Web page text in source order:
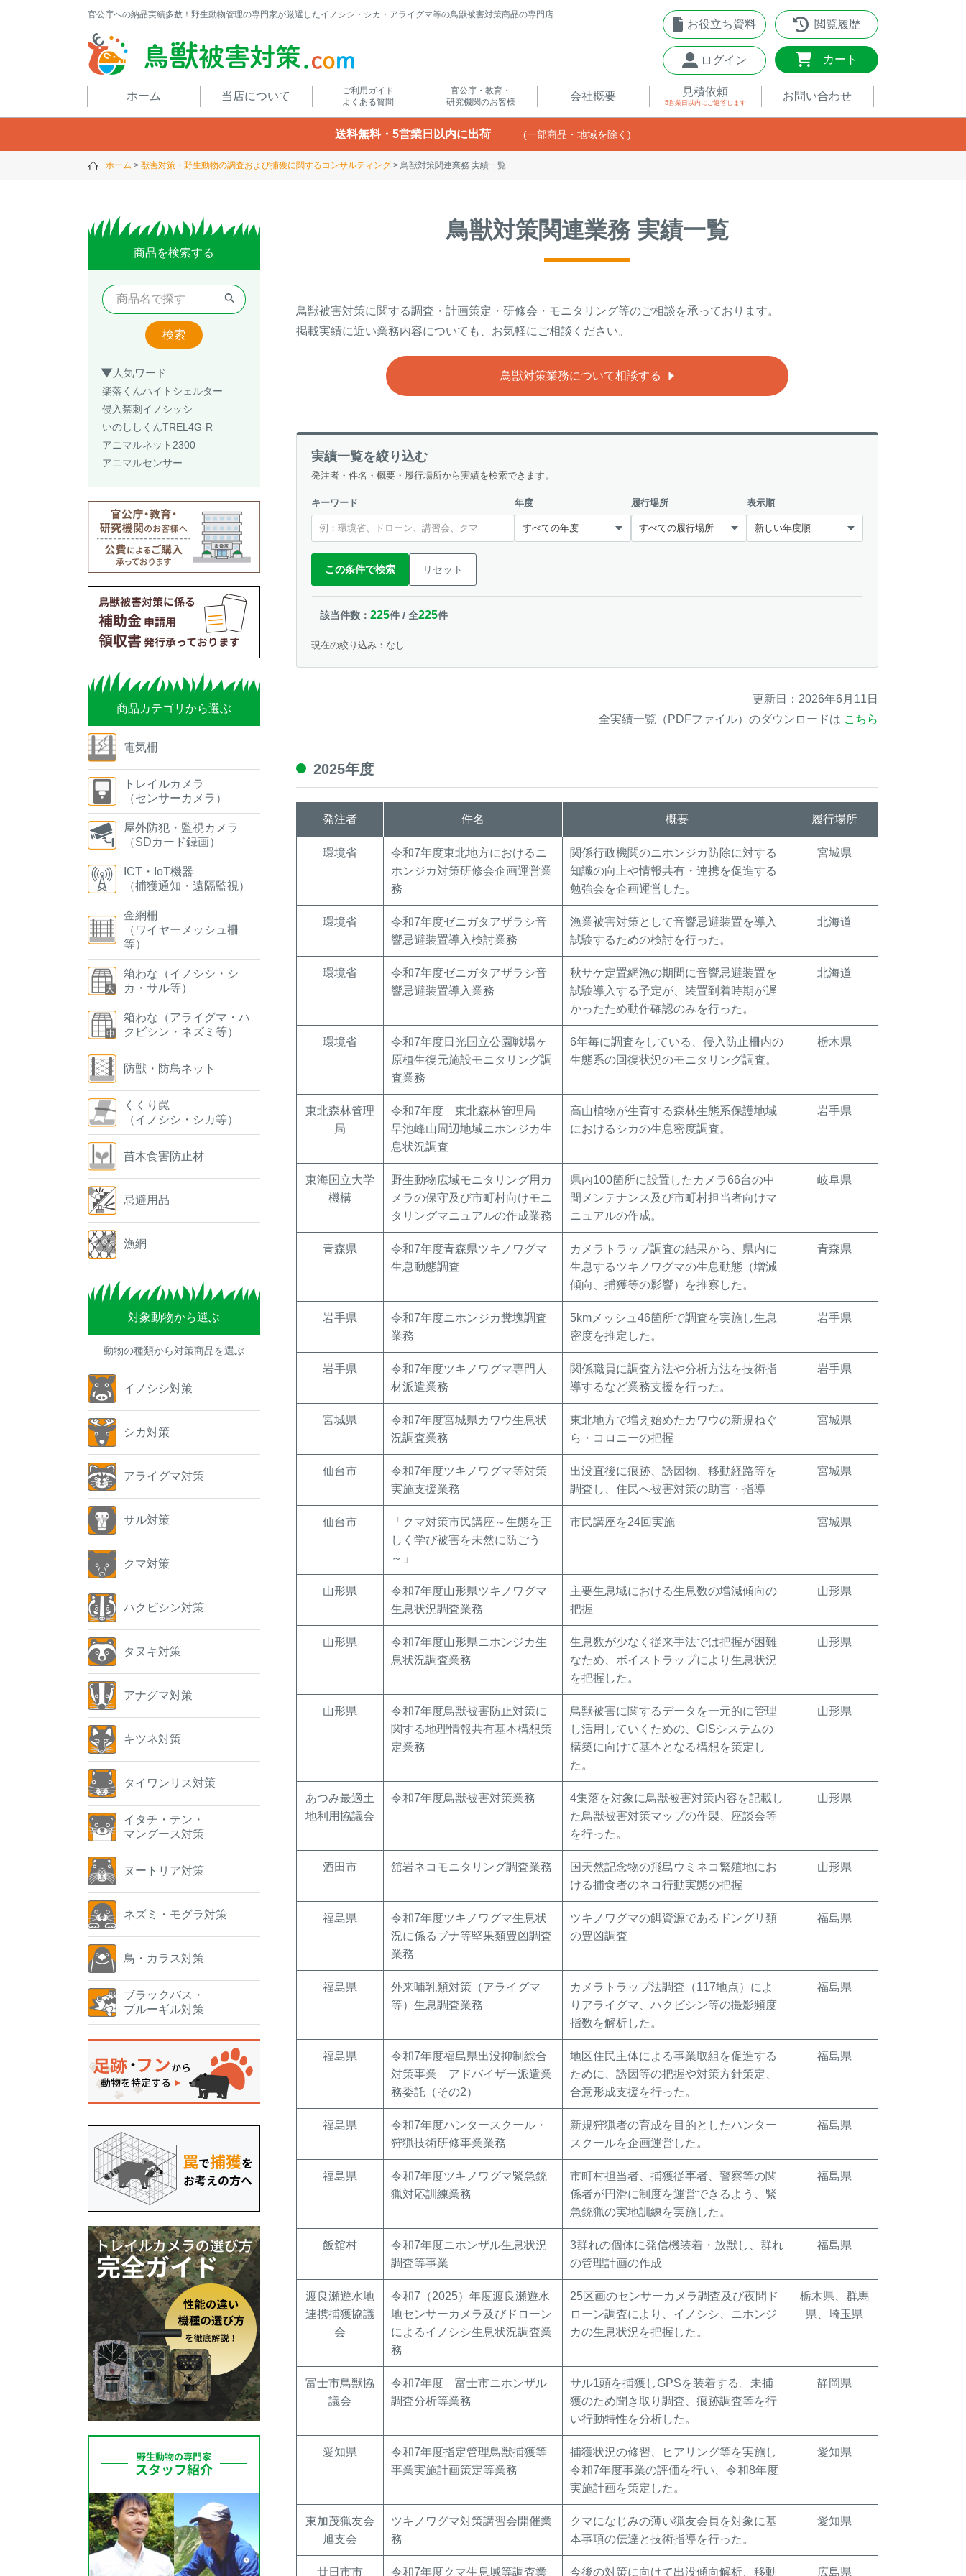
官公庁への納品実績多数！野生動物管理の専門家が厳選したイノシシ・シカ・アライグマ等の鳥獣被害対策商品の専門店
お役立ち資料 閲覧履歴
ログイン カート
ホーム 当店について
ご利用ガイド
よくある質問
官公庁・教育・
研究機関のお客様
会社概要 見積依頼
5営業日以内 にご返答します
お問い合わせ
送料無料・5営業日以内に出荷 (一部商品・地域を除く)
ホーム 獣害対策・野生動物の調査および捕獲に関するコンサルティング 鳥獣対策関連業務 実績一覧
商品を検索する
検索
人気ワード
楽落くんハイトシェルター
侵入禁刺 イノシッシ
いのししくんTREL4G-R
アニマルネット2300
アニマルセンサー
商品カテゴリから選ぶ
電気柵
トレイルカメラ
（センサーカメラ）
屋外防犯・監視カメラ
（SDカード録画）
ICT・IoT機器
（捕獲通知・遠隔監視）
金網柵
（ワイヤーメッシュ柵
等）
箱わな（イノシシ・シ
カ・サル等）
箱わな（アライグマ・ハ
クビシン・ネズミ等）
防獣・防鳥ネット
くくり罠
（イノシシ・シカ等）
苗木食害防止材
忌避用品
漁網
対象動物から選ぶ
動物の種類から対策商品を選ぶ
イノシシ対策
シカ対策
アライグマ対策
サル対策
クマ対策
ハクビシン対策
タヌキ対策
アナグマ対策
キツネ対策
タイワンリス対策
イタチ・テン・
マングース対策
ヌートリア対策
ネズミ・モグラ対策
鳥・カラス対策
ブラックバス・
ブルーギル対策
鳥獣対策関連業務 実績一覧
鳥獣被害対策に関する調査・計画策定・研修会・モニタリング等のご相談を承っております。
掲載実績に近い業務内容についても、お気軽にご相談ください。
鳥獣対策業務について相談する
実績一覧を絞り込む
発注者・件名・概要・履行場所から実績を検索できます。
キーワード 年度 履行場所 表示順
この条件で検索 リセット
該当件数： 225件 / 全225件
現在の絞り込み：なし
更新日：2026年6月11日
全実績一覧（PDFファイル）のダウンロードは こちら
2025年度
発注者 件名 概要 履行場所
環境省
令和7年度東北地方におけるニ
ホンジカ対策研修会企画運営業
務
関係行政機関のニホンジカ防除に対する
知識の向上や情報共有・連携を促進する
勉強会を企画運営した。
宮城県
環境省
令和7年度ゼニガタアザラシ音
響忌避装置導入検討業務
漁業被害対策として音響忌避装置を導入
試験するための検討を行った。
北海道
環境省
令和7年度ゼニガタアザラシ音
響忌避装置導入業務
秋サケ定置網漁の期間に音響忌避装置を
試験導入する予定が、装置到着時期が遅
かったため動作確認のみを行った。
北海道
環境省
令和7年度日光国立公園戦場ヶ
原植生復元施設モニタリング調
査業務
6年毎に調査をしている、侵入防止柵内の
生態系の回復状況のモニタリング調査。
栃木県
東北森林管理
局
令和7年度 東北森林管理局
早池峰山周辺地域ニホンジカ生
息状況調査
高山植物が生育する森林生態系保護地域
におけるシカの生息密度調査。
岩手県
東海国立大学
機構
野生動物広域モニタリング用カ
メラの保守及び市町村向けモニ
タリングマニュアルの作成業務
県内100箇所に設置したカメラ66台の中
間メンテナンス及び市町村担当者向けマ
ニュアルの作成。
岐阜県
青森県
令和7年度青森県ツキノワグマ
生息動態調査
カメラトラップ調査の結果から、県内に
生息するツキノワグマの生息動態（増減
傾向、捕獲等の影響）を推察した。
青森県
岩手県
令和7年度ニホンジカ糞塊調査
業務
5kmメッシュ46箇所で調査を実施し生息
密度を推定した。
岩手県
岩手県
令和7年度ツキノワグマ専門人
材派遣業務
関係職員に調査方法や分析方法を技術指
導するなど業務支援を行った。
岩手県
宮城県
令和7年度宮城県カワウ生息状
況調査業務
東北地方で増え始めたカワウの新規ねぐ
ら・コロニーの把握
宮城県
仙台市
令和7年度ツキノワグマ等対策
実施支援業務
出没直後に痕跡、誘因物、移動経路等を
調査し、住民へ被害対策の助言・指導
宮城県
仙台市
「クマ対策市民講座～生態を正
しく学び被害を未然に防ごう
～」
市民講座を24回実施 宮城県
山形県
令和7年度山形県ツキノワグマ
生息状況調査業務
主要生息域における生息数の増減傾向の
把握
山形県
山形県
令和7年度山形県ニホンジカ生
息状況調査業務
生息数が少なく従来手法では把握が困難
なため、ボイストラップにより生息状況
を把握した。
山形県
山形県
令和7年度鳥獣被害防止対策に
関する地理情報共有基本構想策
定業務
鳥獣被害に関するデータを一元的に管理
し活用していくための、GISシステムの
構築に向けて基本となる構想を策定し
た。
山形県
あつみ最適土
地利用協議会
令和7年度鳥獣被害対策業務
4集落を対象に鳥獣被害対策内容を記載し
た鳥獣被害対策マップの作製、座談会等
を行った。
山形県
酒田市 舘岩ネコモニタリング調査業務
国天然記念物の飛島ウミネコ繁殖地にお
ける捕食者のネコ行動実態の把握
山形県
福島県
令和7年度ツキノワグマ生息状
況に係るブナ等堅果類豊凶調査
業務
ツキノワグマの餌資源であるドングリ類
の豊凶調査
福島県
福島県
外来哺乳類対策（アライグマ
等）生息調査業務
カメラトラップ法調査（117地点）によ
りアライグマ、ハクビシン等の撮影頻度
指数を解析した。
福島県
福島県
令和7年度福島県出没抑制総合
対策事業 アドバイザー派遣業
務委託（その2）
地区住民主体による事業取組を促進する
ために、誘因等の把握や対策方針策定、
合意形成支援を行った。
福島県
福島県
令和7年度ハンタースクール・
狩猟技術研修事業業務
新規狩猟者の育成を目的としたハンター
スクールを企画運営した。
福島県
福島県
令和7年度ツキノワグマ緊急銃
猟対応訓練業務
市町村担当者、捕獲従事者、警察等の関
係者が円滑に制度を運営できるよう、緊
急銃猟の実地訓練を実施した。
福島県
飯舘村
令和7年度ニホンザル生息状況
調査等事業
3群れの個体に発信機装着・放獣し、群れ
の管理計画の作成
福島県
渡良瀬遊水地
連携捕獲協議
会
令和7（2025）年度渡良瀬遊水
地センサーカメラ及びドローン
によるイノシシ生息状況調査業
務
25区画のセンサーカメラ調査及び夜間ド
ローン調査により、イノシシ、ニホンジ
カの生息状況を把握した。
栃木県、群馬
県、埼玉県
富士市鳥獣協
議会
令和7年度 富士市ニホンザル
調査分析等業務
サル1頭を捕獲しGPSを装着する。未捕
獲のため聞き取り調査、痕跡調査等を行
い行動特性を分析した。
静岡県
愛知県
令和7年度指定管理鳥獣捕獲等
事業実施計画策定等業務
捕獲状況の修習、ヒアリング等を実施し
令和7年度事業の評価を行い、令和8年度
実施計画を策定した。
愛知県
東加茂猟友会
旭支会
ツキノワグマ対策講習会開催業
務
クマになじみの薄い猟友会員を対象に基
本事項の伝達と技術指導を行った。
愛知県
廿日市市 令和7年度クマ生息域等調査業 今後の対策に向けて出没傾向解析、移動 広島県